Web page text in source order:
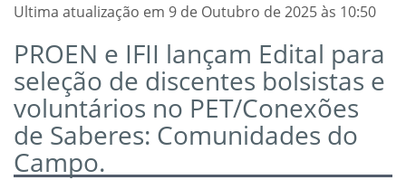
Ultima atualização em 9 de Outubro de 2025 às 10:50
PROEN e IFII lançam Edital para
seleção de discentes bolsistas e
voluntários no PET/Conexões
de Saberes: Comunidades do
Campo.